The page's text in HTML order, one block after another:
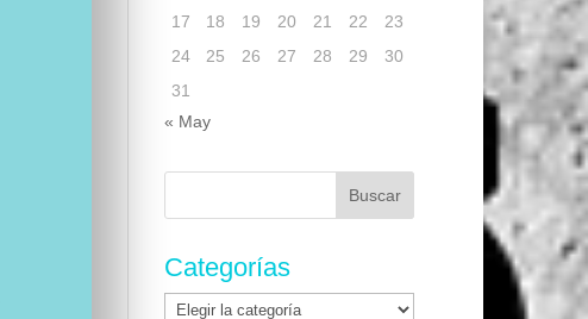
17
18 19 20 21 22
23
24
25 26 27 28 29
30
31
« May
Buscar:
Categorías
Categorías